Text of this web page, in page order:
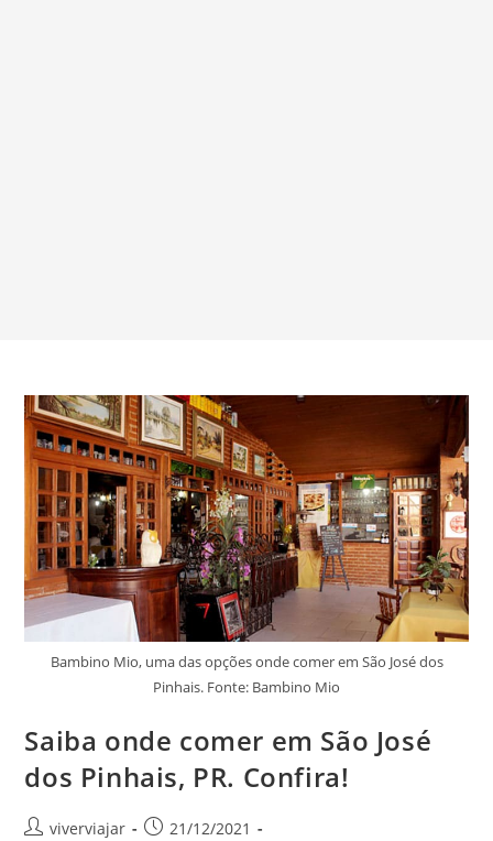
Bambino Mio, uma das opções onde comer em São José dos
Pinhais. Fonte: Bambino Mio
Saiba onde comer em São José
dos Pinhais, PR. Confira!
Autorviverviajar
Post21/12/2021